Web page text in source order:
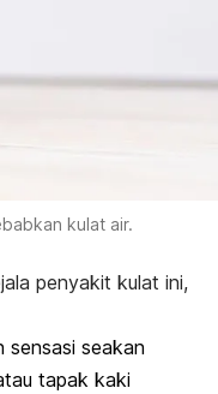
kulat air.
penyakit kulat ini,
sensasi seakan
tapak kaki